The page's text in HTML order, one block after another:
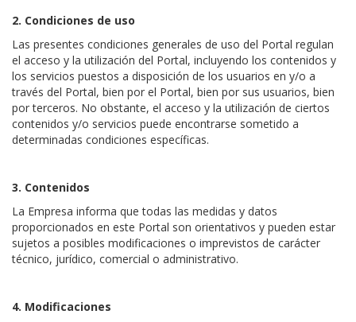
2. Condiciones de uso
Las presentes condiciones generales de uso del Portal regulan
el acceso y la utilización del Portal, incluyendo los contenidos y
los servicios puestos a disposición de los usuarios en y/o a
través del Portal, bien por el Portal, bien por sus usuarios, bien
por terceros. No obstante, el acceso y la utilización de ciertos
contenidos y/o servicios puede encontrarse sometido a
determinadas condiciones específicas.
3. Contenidos
La Empresa informa que todas las medidas y datos
proporcionados en este Portal son orientativos y pueden estar
sujetos a posibles modificaciones o imprevistos de carácter
técnico, jurídico, comercial o administrativo.
4. Modificaciones